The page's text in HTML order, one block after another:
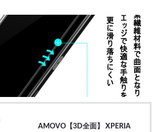
AMOVO【3D全面】 XPERIA